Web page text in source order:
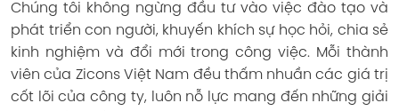
Chúng tôi không ngừng đầu tư vào việc đào tạo và
phát triển con người, khuyến khích sự học hỏi, chia sẻ
kinh nghiệm và đổi mới trong công việc. Mỗi thành
viên của Zicons Việt Nam đều thấm nhuần các giá trị
cốt lõi của công ty, luôn nỗ lực mang đến những giải